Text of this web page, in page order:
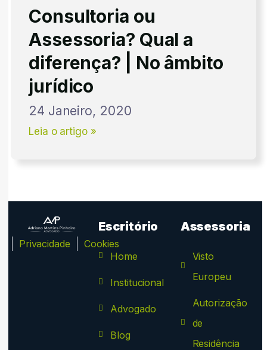
Consultoria ou
Assessoria? Qual a
diferença? | No âmbito
jurídico
24 Janeiro, 2020
Leia o artigo »
Privacidade Cookies
Escritório
Home
Institucional
Advogado
Blog
Assessoria
Visto
Europeu
Autorização
de
Residência